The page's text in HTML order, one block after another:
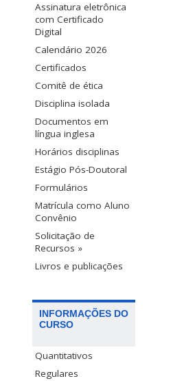
Assinatura eletrônica
com Certificado
Digital
Calendário 2026
Certificados
Comitê de ética
Disciplina isolada
Documentos em
língua inglesa
Horários disciplinas
Estágio Pós-Doutoral
Formulários
Matrícula como Aluno
Convênio
Solicitação de
Recursos »
Livros e publicações
INFORMAÇÕES DO
CURSO
Quantitativos
Regulares